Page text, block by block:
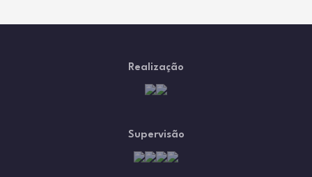
Realização
Supervisão